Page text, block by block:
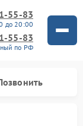
55-83
до 20:00
55-83
по РФ